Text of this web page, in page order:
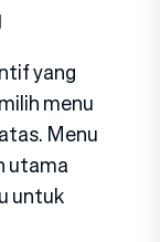
yang
menu
Menu
utama
untuk